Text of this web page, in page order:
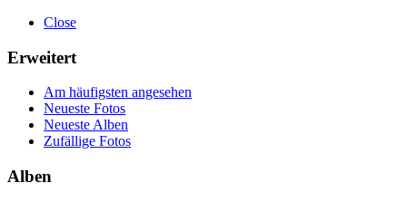
Close
Erweitert
Am häufigsten angesehen
Neueste Fotos
Neueste Alben
Zufällige Fotos
Alben